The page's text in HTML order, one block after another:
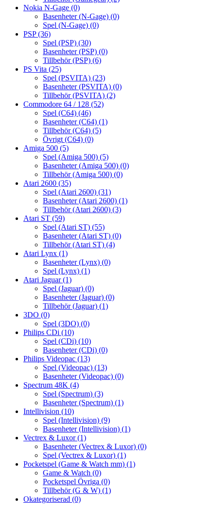
Nokia N-Gage (0)
Basenheter (N-Gage) (0)
Spel (N-Gage) (0)
PSP(36)
Spel (PSP) (30)
Basenheter (PSP) (0)
Tillbehör (PSP) (6)
PS Vita (25)
Spel (PSVITA) (23)
Basenheter (PSVITA) (0)
Tillbehör (PSVITA) (2)
Commodore 64 / 128 (52)
Spel (C64) (46)
Basenheter (C64) (1)
Tillbehör (C64) (5)
Övrigt (C64) (0)
Amiga 500 (5)
Spel (Amiga 500) (5)
Basenheter (Amiga 500) (0)
Tillbehör (Amiga 500) (0)
Atari 2600 (35)
Spel (Atari 2600) (31)
Basenheter (Atari 2600) (1)
Tillbehör (Atari 2600) (3)
Atari ST (59)
Spel (Atari ST) (55)
Basenheter (Atari ST) (0)
Tillbehör (Atari ST) (4)
Atari Lynx (1)
Basenheter (Lynx) (0)
Spel (Lynx) (1)
Atari Jaguar(1)
Spel (Jaguar) (0)
Basenheter (Jaguar) (0)
Tillbehör (Jaguar) (1)
3DO (0)
Spel (3DO) (0)
Philips CDi (10)
Spel (CDi) (10)
Basenheter (CDi) (0)
Philips Videopac (13)
Spel (Videopac) (13)
Basenheter (Videopac) (0)
Spectrum 48K (4)
Spel (Spectrum) (3)
Basenheter (Spectrum) (1)
Intellivision (10)
Spel (Intellivision) (9)
Basenheter (Intellivision) (1)
Vectrex & Luxor(1)
Basenheter (Vectrex & Luxor) (0)
Spel (Vectrex & Luxor) (1)
Pocketspel (Game & Watch mm) (1)
Game & Watch (0)
Pocketspel Övriga (0)
Tillbehör (G & W) (1)
Okategoriserad (0)